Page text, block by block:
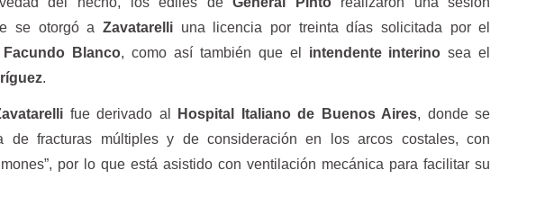
se otorgó a Zavatarelliuna licencia por treinta días solicitada por el
Facundo Blanco, como así también que el intendente interino sea el
.
fue derivado al Hospital Italiano de Buenos Aires, donde se
de fracturas múltiples y de consideración en los arcos costales, con
por lo que está asistido con ventilación mecánica para facilitar su